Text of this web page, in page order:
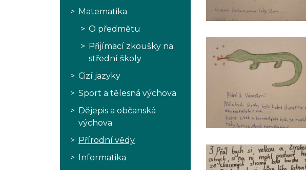
Matematika
O předmětu
Přijímací zkoušky na
střední školy
Cizí jazyky
Sport a tělesná výchova
Dějepis a občanská
výchova
Přírodní vědy
Informatika